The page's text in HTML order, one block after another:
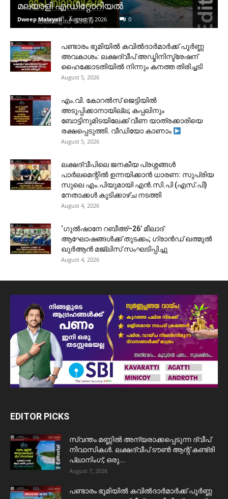
മലയാളി എഡിറ്റോറിയൽ
Dweep Malayali - August 7, 2026 0
പണ്ടാരം ഭൂമിയിൽ കവിൽദാർമാർക്ക് പൂർണ്ണ
അവകാശം: ലക്ഷദ്വീപ് അഡ്മിനിസ്ട്രേഷന്
ഹൈക്കോടതിയിൽ നിന്നും കനത്ത തിരിച്ചടി
August 5, 2026
​എം.വി. കോറൽസ് ജെട്ടിയിൽ
അടുപ്പിക്കാനായില്ല; കപ്പലിനും
ബോട്ടിനുമിടയിലേക്ക് വീണ യാത്രക്കാരിയെ
രക്ഷപ്പെടുത്തി. വീഡിയോ കാണാം
August 5, 2026
ലക്ഷദ്വീപിലെ ജനകീയ പ്രശ്നങ്ങൾ
പാർലമെന്റിൽ ഉന്നയിക്കാൻ ധാരണ: സുപ്രിയ
സുലെ എം.പിയുമായി എൻ.സി.പി (എസ്.പി)
നേതാക്കൾ കൂടിക്കാഴ്ച നടത്തി
August 4, 2026
‘ഗുൽഷാനേ റബീഅ്–26’ മീലാദ്
ആഘോഷങ്ങൾക്ക് തുടക്കം; ഗ്രാൻഡ് ഖത്മുൽ
ഖുർആൻ മജ്‌ലിസ് സംഘടിപ്പിച്ചു
August 4, 2026
EDITOR PICKS
സ്വന്തം മണ്ണിൽ അന്യരാക്കപ്പെടുന്ന ദ്വീപ്
നിവാസികൾ. ലക്ഷദ്വീപ് ടൗൺ ആന്റ് കണ്ട്രി
പ്ലാനിംഗ്; ഒരു...
August 7, 2026
പണ്ടാരം ഭൂമിയിൽ കവിൽദാർമാർക്ക് പൂർണ്ണ